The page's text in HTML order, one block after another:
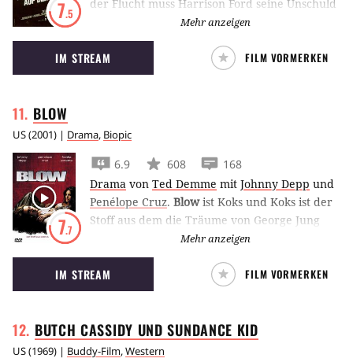
7.5
der Flucht muss Harrison Ford seine Unschuld
in einem Mordfall beweisen, während ihm
Tommy Lee Jones als US-Marshall auf den
Fersen ist.
Mehr anzeigen
IM STREAM FILM VORMERKEN
BLOW
US(2001) | Drama, Biopic
7.7
6.9 608
168
Drama von Ted Demme mit Johnny Depp und
Penélope Cruz. Blowist Koks und Koks ist der
Stoff aus dem die Träume von George Jung
) sind. Als sein Vater (
– ein hart arbeitender Handwerker – pleite
macht, wird George eines bewußt: Ehrliche
Arbeit lohnt sich nicht.
Suplee) nach Kalifornien und beginnt sogleich
einen regen Marihuana-Handel zu etablieren.
Mehr anzeigen
IM STREAM FILM VORMERKEN
BUTCH CASSIDY UND SUNDANCE KID
US(1969) | Buddy-Film,Western